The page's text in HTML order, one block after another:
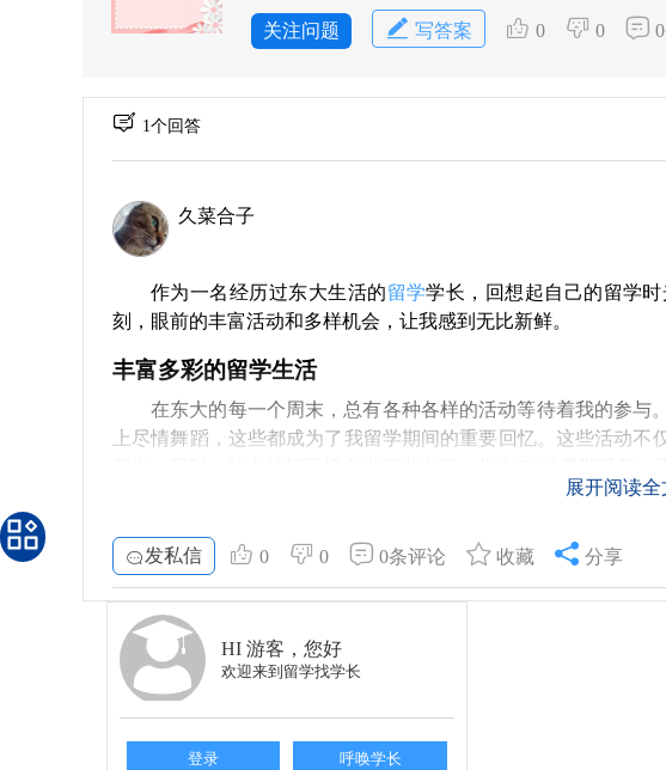
关注问题 写答案 0 0
1个回答
久菜合子
作为一名经历过东大生活的留学学长，回想起自己的留学
刻，眼前的丰富活动和多样机会，让我感到无比新鲜。
丰富多彩的留学生活
在东大的每一个周末，总有各种各样的活动等待着我的参
上尽情舞蹈，这些都成为了我留学期间的重要回忆。这些活动不
东大的独特魅力
随着时间的推移，我逐渐意识到东大的老师们不仅学识渊
恰好参与某些活动，咖啡店还会打折。这种亲近感让我倍感珍
学的魅力，各种创意满满的展示，让我时常惊喜不已。
关于真正的公平与努力
到，许多人可能并不理解，入学的路途并非完全平坦，女生在
展开阅读全
发私信 0 0 0条评论 收藏 分享
HI 游客，您好
欢迎来到留学找学长
登录 呼唤学长